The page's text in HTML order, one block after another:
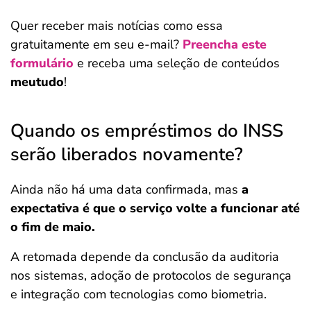
Quer receber mais notícias como essa
gratuitamente em seu e-mail? Preencha este
formulário e receba uma seleção de conteúdos
meutudo!
Quando os empréstimos do INSS
serão liberados novamente?
Ainda não há uma data confirmada, mas a
expectativa é que o serviço volte a funcionar até
o fim de maio.
A retomada depende da conclusão da auditoria
nos sistemas, adoção de protocolos de segurança
e integração com tecnologias como biometria.